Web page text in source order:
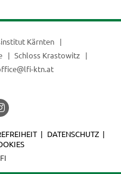
Kärnten
Schloss Krastowitz
ktn.at
DATENSCHUTZ